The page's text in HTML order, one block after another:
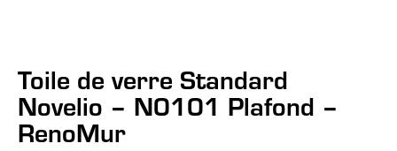
Toile de verre Standard
Novelio – N0101 Plafond –
RenoMur